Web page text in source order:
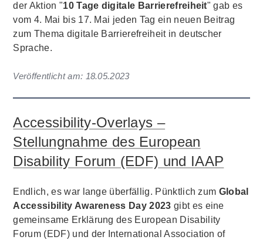
der Aktion "10 Tage digitale Barrierefreiheit" gab es
vom 4. Mai bis 17. Mai jeden Tag ein neuen Beitrag
zum Thema digitale Barrierefreiheit in deutscher
Sprache.
Veröffentlicht am: 18.05.2023
Accessibility-Overlays –
Stellungnahme des European
Disability Forum (EDF) und IAAP
Endlich, es war lange überfällig. Pünktlich zum Global
Accessibility Awareness Day 2023 gibt es eine
gemeinsame Erklärung des European Disability
Forum (EDF) und der International Association of